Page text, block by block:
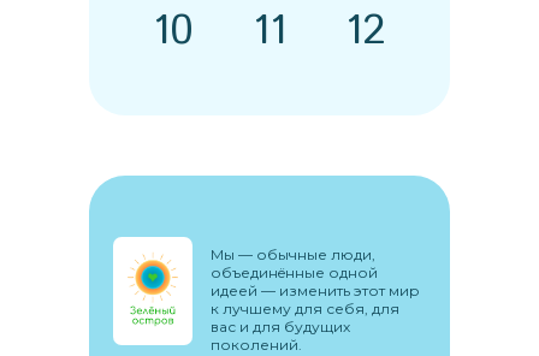
10
11 12
Мы –– обычные люди,
объединëнные одной
идеей –– изменить этот мир
к лучшему для себя, для
вас и для будущих
поколений.